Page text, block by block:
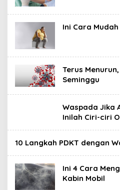
Ini Cara
Terus
Seminggu
Waspada Jika
Inilah Ciri-ciri
10 Langkah PDKT dengan
Ini 4 Cara
Kabin Mobil